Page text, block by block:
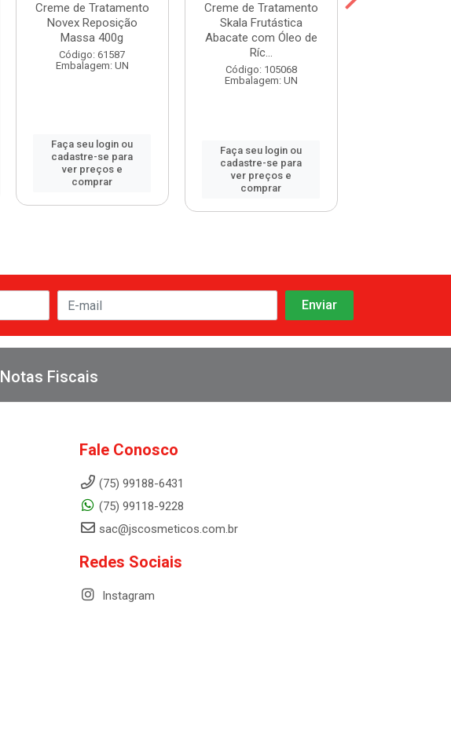
Creme de Tratamento
Novex Reposição
Massa 400g
Código: 61587
Embalagem: UN
Faça seu login ou
cadastre-se para
ver preços e
comprar
Creme de Tratamento
Skala Frutástica
Abacate com Óleo de
Ríc...
Código: 105068
Embalagem: UN
Faça seu login ou
cadastre-se para
ver preços e
comprar
Notas Fiscais
Fale Conosco
(75) 99188-6431
(75) 99118-9228
sac@jscosmeticos.com.br
Redes Sociais
Instagram